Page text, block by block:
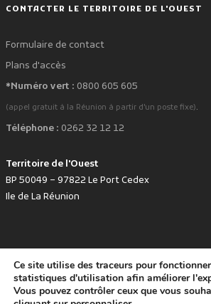
CONTACTER LE TERRITOIRE DE L'OUEST
Formulaire de contact
Plans d'accès
*Numéro vert : 0800 605 605
(appel gratuit à la Réunion à partir d'un poste fixe).
Téléphone : 0262 32 12 12
Territoire de l'Ouest
BP 50049 – 97822 Le Port Cedex
Ile de La Réunion
Développé avec favoritepar le Territoire de l'Ouest ©
Politique de protection des données personnelles
Accessibilité : non conforme
Ce site utilise des traceurs pour
statistiques d'utilisation afin améliorer
Vous pouvez contrôler ceux que vous